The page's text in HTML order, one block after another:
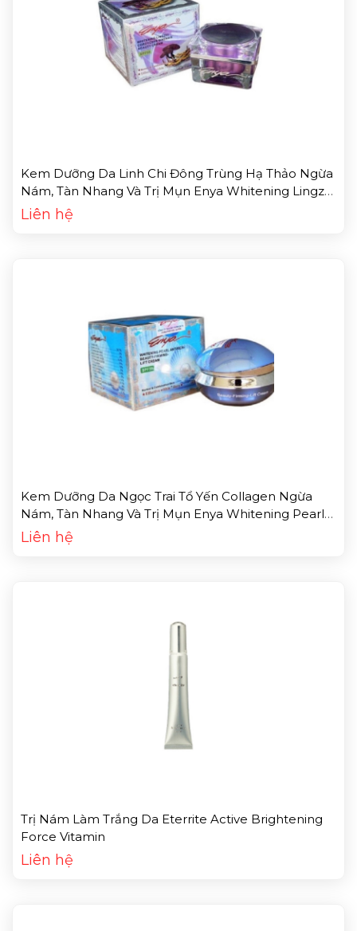
Kem Dưỡng Da Linh Chi Đông Trùng Hạ Thảo Ngừa
Nám, Tàn Nhang Và Trị Mụn Enya Whitening Lingzhi
Cordyceps Sinensis Beauty Firming Skin Cream
Liên hệ
Kem Dưỡng Da Ngọc Trai Tổ Yến Collagen Ngừa
Nám, Tàn Nhang Và Trị Mụn Enya Whitening Pearl
Antirich Beauty Firming Skin Cream (20g)
Liên hệ
Trị Nám Làm Trắng Da Eterrite Active Brightening
Force Vitamin
Liên hệ